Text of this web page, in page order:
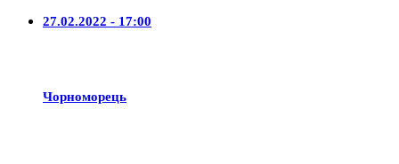
27.02.2022 - 17:00
Чорноморець